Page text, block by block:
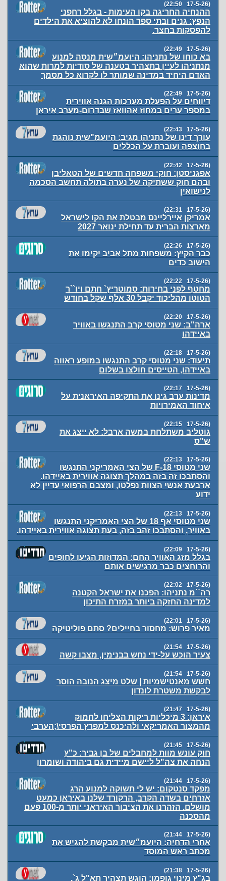
(17-5-26 22:50)
ההנחיה החריגה בקו העימות - בגלל רחפני
הנפץ: גנים ובתי ספר הונחו לא להוציא את הילדים
להפסקות בחצר.
(17-5-26 22:49)
בא כוחו של נתניהו: היועמ״שית מנסה למנוע
מנתניהו לעיין בתצהיר בטענה של סודיות למרות שהוא
האדם היחיד במדינה שמותר לו לקרוא כל מסמך
(17-5-26 22:49)
דיווחים על הפעלת מערכות הגנה אווירית
במספר ערים במחוז אהוואז שבדרום-מערב איראן
(17-5-26 22:43)
עורך דינו של נתניהו מגיב: היועמ"שית נוהגת
בחוצפה ועוברת על הכללים
(17-5-26 22:42)
אפגניסטן: חוקי משפחה חדשים של הטאליבן
ובהם חוק ששתיקה של נערה בתולה תחשב הסכמה
לנישואין
(17-5-26 22:31)
אמריקן איירליינס מבטלת את הקו לישראל
מארצות הברית עד תחילת ינואר 2027
(17-5-26 22:26)
כבר הקיץ: משפחות מתל אביב יקימו את
הישוב כדים
(17-5-26 22:22)
מחטף לפני בחירות: סמוטריץ` חתם ויו``ר
הטוטו מהליכוד יקבל 30 אלף שקל בחודש
(17-5-26 22:20)
ארה"ב: שני מטוסי קרב התנגשו באוויר
באיידהו
(17-5-26 22:18)
תיעוד: שני מטוסי קרב התנגשו במופע ראווה
באיידהו, הטייסים חולצו בשלום
(17-5-26 22:17)
מדינות ערב גינו את התקיפה האיראנית על
איחוד האמירויות
(17-5-26 22:15)
גוטליב משתלחת במשה ארבל: לא ייצג את
ש"ס
(17-5-26 22:13)
שני מטוסי F-18 של הצי האמריקני התנגשו
והסתבכו זה בזה במהלך תצוגה אווירית באיידהו.
ארבעת אנשי הצוות נפלטו, ומצבם הרפואי עדיין לא
ידוע
(17-5-26 22:13)
שני מטוסי אף 18 של הצי האמריקני התנגשו
באוויר, והסתבכו זהב בזה, בעת תצוגה אווירית באיידהו.
(17-5-26 22:09)
בגלל מזג האוויר החם: המדוזות הגיעו לחופים
והרוחצים כבר מרגישים אותם
(17-5-26 22:02)
רה``מ נתניהו: הפכנו את ישראל הקטנה
למדינה החזקה ביותר במזרח התיכון
(17-5-26 22:01)
מאיר פרוש: מחסור בחיילים? סתם פוליטיקה
(17-5-26 21:54)
צעיר הוכש על-ידי נחש בבנימין, מצבו קשה
(17-5-26 21:54)
חשש מאנטישמיות | שלט מיצג הנובה הוסר
לבקשת משטרת לונדון
(17-5-26 21:47)
איראן: 3 מיכליות ריקות הצליחו לחמוק
מהמצור האמריקאי ולהיכנס למפרץ הפרסי\;הערבי
(17-5-26 21:45)
חוק עונש מוות למחבלים של בן גביר: כ"ץ
הנחה את צה"ל ליישם מיידית גם ביהודה ושומרון
(17-5-26 21:44)
מפקד סנטקום: יש לי תשוקה למנוע הרג
אזרחים בשדה הקרב, הרקורד שלנו באיראן כמעט
מושלם. הזהרנו את הציבור האיראני יותר מ-100 פעם
מהסכנה
(17-5-26 21:44)
אחרי הדחיה: היועמ״שית מבקשת להגיש את
מכתב ראש המוסד
(17-5-26 21:38)
בג"ץ מינוי גופמן: הוגש תצהיר תא"ל ג`,